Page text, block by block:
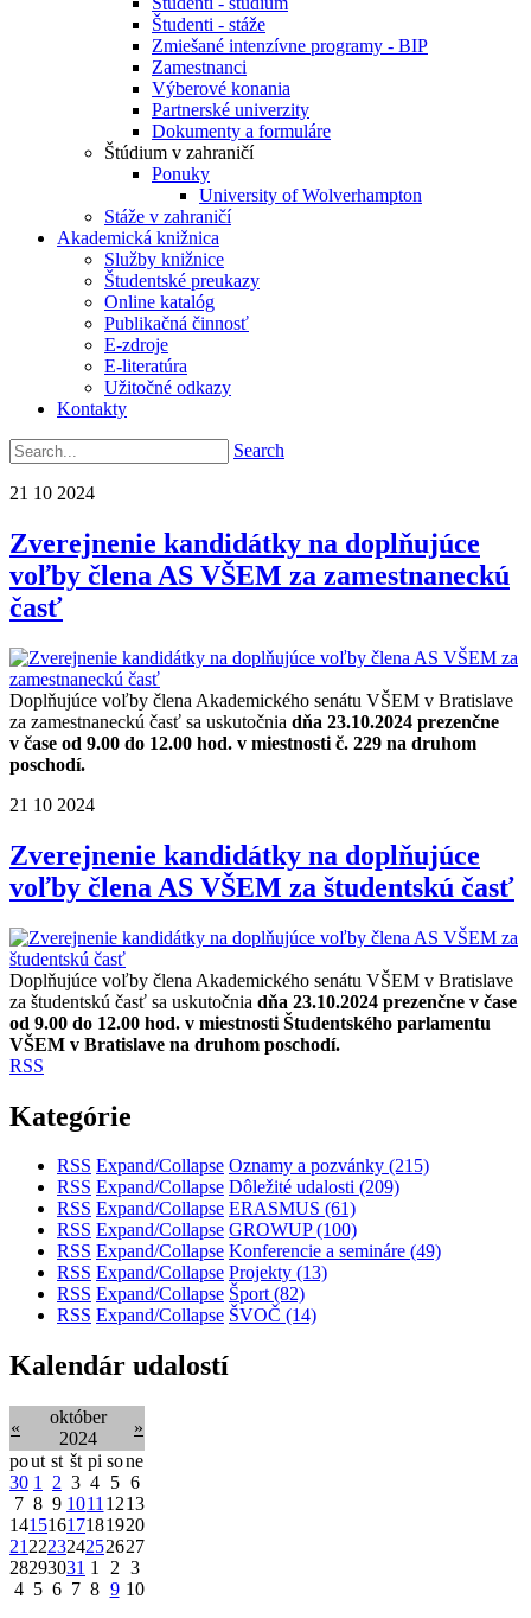
Študenti - stáže
Zmiešané intenzívne programy - BIP
Zamestnanci
Výberové konania
Partnerské univerzity
Dokumenty a formuláre
Štúdium v zahraničí
Ponuky
University of Wolverhampton
Stáže v zahraničí
Akademická knižnica
Služby knižnice
Študentské preukazy
Online katalóg
Publikačná činnosť
E-zdroje
E-literatúra
Užitočné odkazy
Kontakty
Search
21 10 2024
Zverejnenie kandidátky na doplňujúce
voľby člena AS VŠEM za zamestnaneckú
časť
Doplňujúce voľby člena Akademického senátu VŠEM v Bratislave
za zamestnaneckú časť sa uskutočnia dňa 23.10.2024 prezenčne
v čase od 9.00 do 12.00 hod. v miestnosti č. 229 na druhom
poschodí.
21 10 2024
Zverejnenie kandidátky na doplňujúce
voľby člena AS VŠEM za študentskú časť
Doplňujúce voľby člena Akademického senátu VŠEM v Bratislave
za študentskú časť sa uskutočnia dňa 23.10.2024 prezenčne v čase
od 9.00 do 12.00 hod. v miestnosti Študentského parlamentu
VŠEM v Bratislave na druhom poschodí.
RSS
Kategórie
RSS Expand/Collapse Oznamy a pozvánky (215)
RSS Expand/Collapse Dôležité udalosti (209)
RSS Expand/Collapse ERASMUS (61)
RSS Expand/Collapse GROWUP(100)
RSS Expand/Collapse Konferencie a semináre (49)
RSS Expand/Collapse Projekty (13)
RSS Expand/Collapse Šport(82)
RSS Expand/Collapse ŠVOČ (14)
Kalendár udalostí
«
október
2024
»
pout st št pi sone
30 1 2 3 4 5 6
7 8 9 1011 1213
14151617181920
21 222324252627
28293031 1 2 3
4 5 6 7 8 9 10